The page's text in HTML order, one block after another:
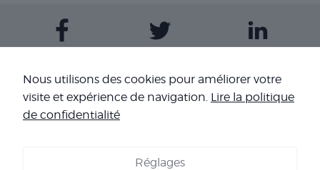
Contactez-nous
Nous utilisons des cookies pour améliorer votre
visite et expérience de navigation. Lire la politique
de confidentialité
Réglages